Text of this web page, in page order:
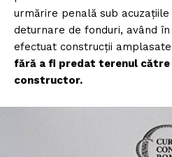
urmărire penală sub
deturnare de fonduri, având
efectuat construcții
fără a fi predat terenul către
constructor.